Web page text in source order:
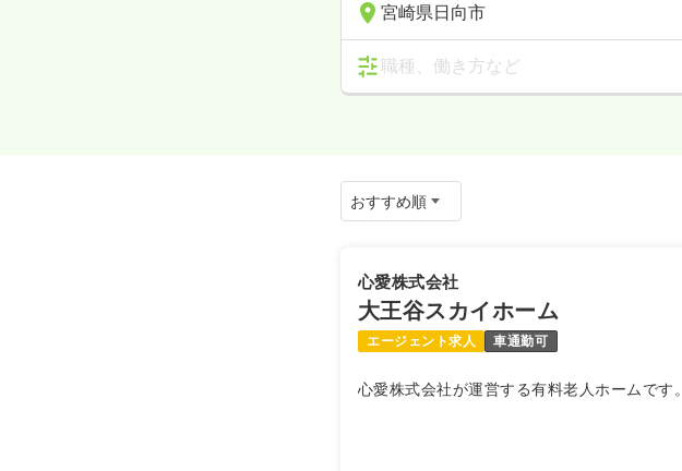
宮崎県日向市
職種、働き方など
心愛株式会社
大王谷スカイホーム
エージェント求人 車通勤可
心愛株式会社が運営する有料老人ホームです。